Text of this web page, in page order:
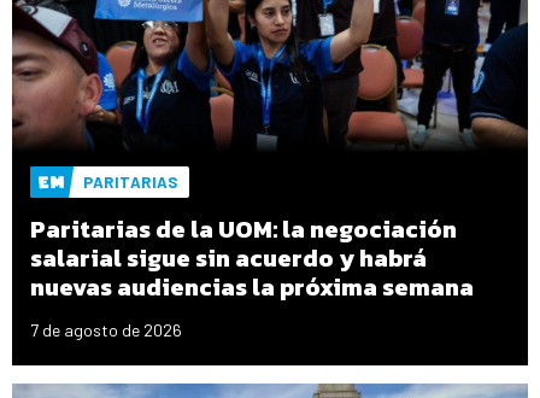
PARITARIAS
Paritarias de la UOM: la negociación
salarial sigue sin acuerdo y habrá
nuevas audiencias la próxima semana
7 de agosto de 2026